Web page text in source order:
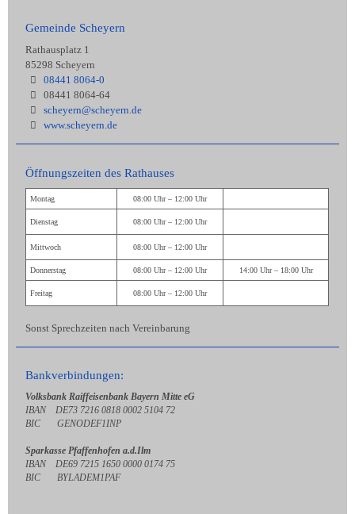
Gemeinde Scheyern
Rathausplatz 1
85298 Scheyern
08441 8064-0
08441 8064-64
scheyern@scheyern.de
www.scheyern.de
Öffnungszeiten des Rathauses
Montag 08:00 Uhr – 12:00 Uhr
Dienstag 08:00 Uhr – 12:00 Uhr
Mittwoch 08:00 Uhr – 12:00 Uhr
Donnerstag 08:00 Uhr – 12:00 Uhr 14:00 Uhr – 18:00 Uhr
Freitag 08:00 Uhr – 12:00 Uhr
Sonst Sprechzeiten nach Vereinbarung
Bankverbindungen:
Volksbank Raiffeisenbank Bayern Mitte eG
IBAN DE73 7216 0818 0002 5104 72
BIC GENODEF1INP
Sparkasse Pfaffenhofen a.d.Ilm
IBAN DE69 7215 1650 0000 0174 75
BIC BYLADEM1PAF